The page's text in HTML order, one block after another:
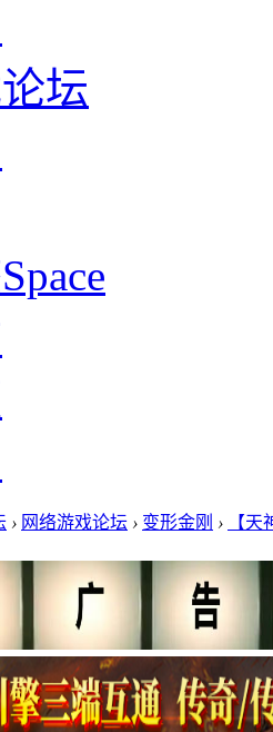
坛
Space
› 网络游戏论坛 › 变形金刚 ›
【